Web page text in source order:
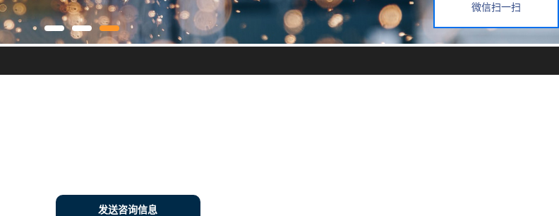
发送咨询信息
微信扫一扫